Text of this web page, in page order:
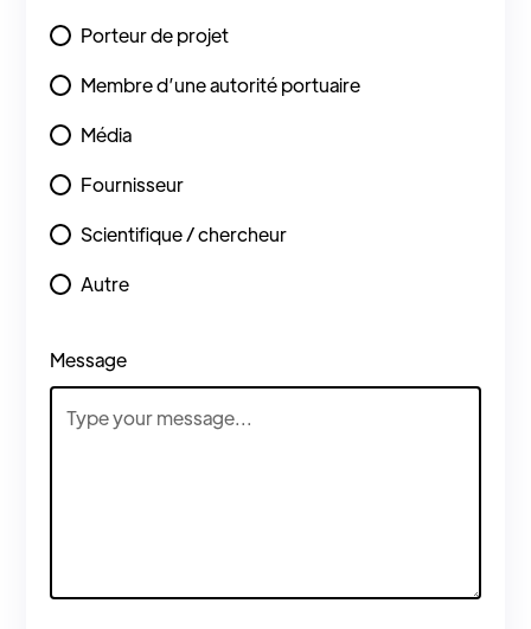
Porteur de projet
Membre d’une autorité portuaire
Média
Fournisseur
Scientifique / chercheur
Autre
Message